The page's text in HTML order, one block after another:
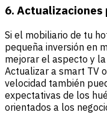
6. Actualizaciones
Si el mobiliario de tu
pequeña inversión en
mejorar el aspecto y
Actualizar a smart TV
velocidad también
expectativas de los
orientados a los